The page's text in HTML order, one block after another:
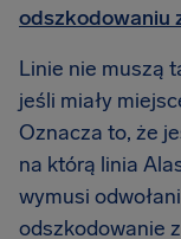
odszkodowaniu
Linie nie muszą
jeśli miały
Oznacza to, że
na którą linia
wymusi
odszkodowanie